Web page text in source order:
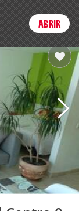
Login
ABRIR